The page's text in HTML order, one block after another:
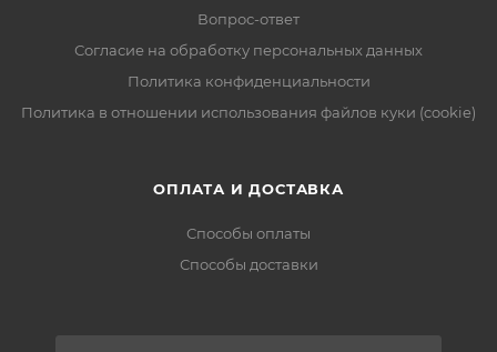
Вопрос-ответ
Согласие на обработку персональных данных
Политика конфиденциальности
Политика в отношении использования файлов куки (cookie)
ОПЛАТА И ДОСТАВКА
Способы оплаты
Способы доставки